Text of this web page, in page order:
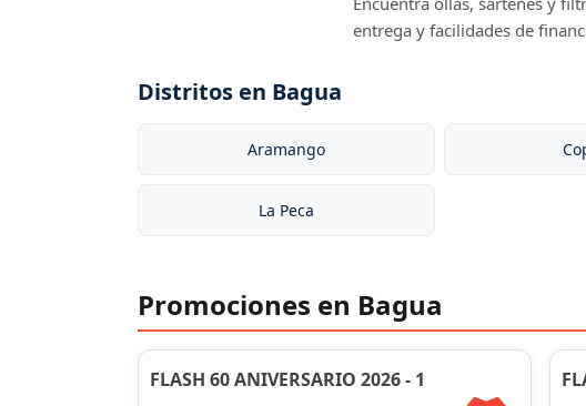
entrega y facilidades de
Distritos en Bagua
Aramango
La Peca
Promociones en Bagua
FLASH 60 ANIVERSARIO 2026 - 1